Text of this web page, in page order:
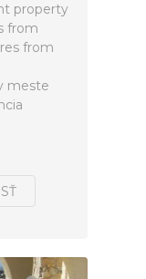
property
from
from
meste